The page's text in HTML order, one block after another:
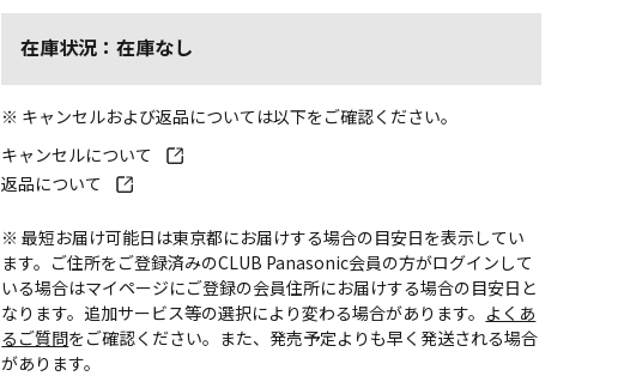
在庫状況：在庫なし
※ キャンセルおよび返品については以下をご確認ください。
キャンセルについて
返品について
※ 最短お届け可能日は東京都にお届けする場合の目安日を表示してい
ます。ご住所をご登録済みのCLUB Panasonic会員の方がログインして
いる場合はマイページにご登録の会員住所にお届けする場合の目安日と
なります。追加サービス等の選択により変わる場合があります。 よくあ
るご質問をご確認ください。また、発売予定よりも早く発送される場合
があります。